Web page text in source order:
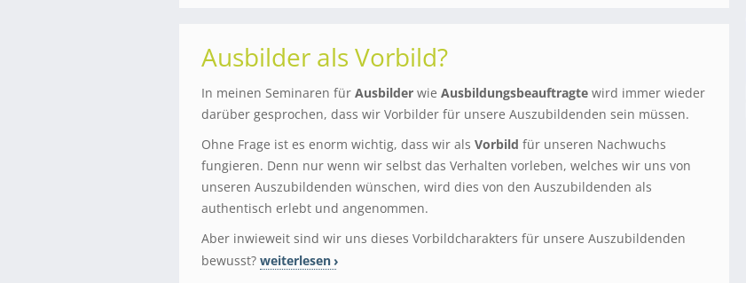
Ausbilder als Vorbild?
In meinen Seminaren für Ausbilder wie Ausbildungsbeauftragte wird immer wieder
darüber gesprochen, dass wir Vorbilder für unsere Auszubildenden sein müssen.
Ohne Frage ist es enorm wichtig, dass wir als Vorbild für unseren Nachwuchs
fungieren. Denn nur wenn wir selbst das Verhalten vorleben, welches wir uns von
unseren Auszubildenden wünschen, wird dies von den Auszubildenden als
authentisch erlebt und angenommen.
Aber inwieweit sind wir uns dieses Vorbildcharakters für unsere Auszubildenden
bewusst? weiterlesen